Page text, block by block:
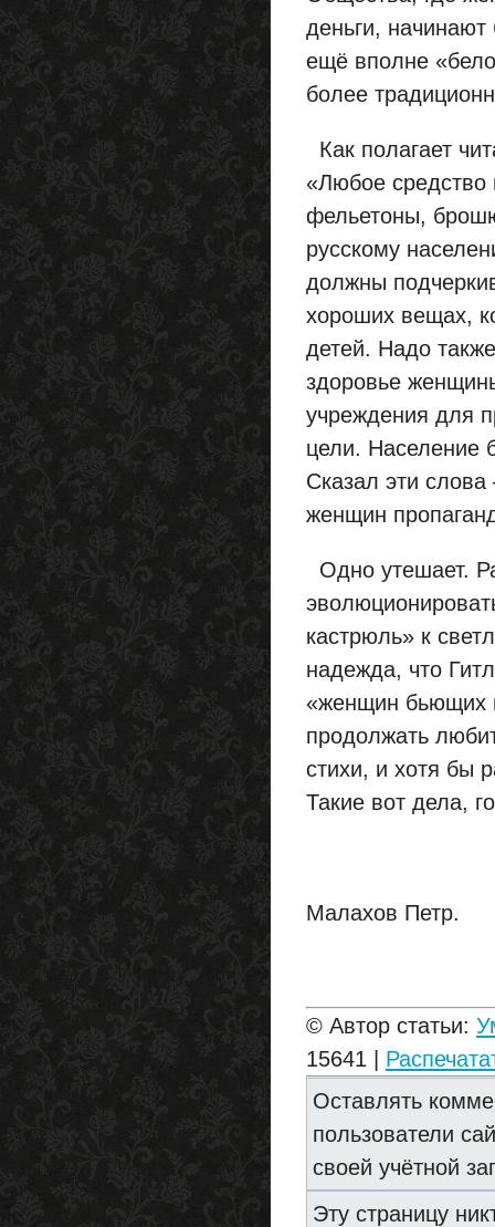
деньги, начинают
ещё вполне
более
Как полагает
«Любое средство
фельетоны,
русскому
должны
хороших вещах,
детей. Надо
здоровье
учреждения для
цели. Население
Сказал эти
женщин
Одно утешает.
кастрюль» к
надежда, что
«женщин бьющих
продолжать
стихи, и хотя бы
Такие вот дела,
Малахов Петр.
© Автор статьи:
15641 |
Оставлять
пользователи
своей учётной
Эту страницу